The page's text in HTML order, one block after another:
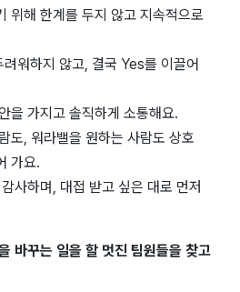
위해 한계를 두지 않고 지속적으로
워하지 않고, 결국 Yes를 이끌어
을 가지고 솔직하게 소통해요.
도, 워라밸을 원하는 사람도 상호
가요.
사하며, 대접 받고 싶은 대로 먼저
바꾸는 일을 할 멋진 팀원들을 찾고